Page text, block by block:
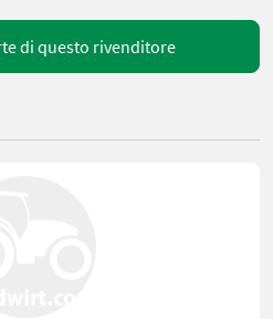
di questo rivenditore